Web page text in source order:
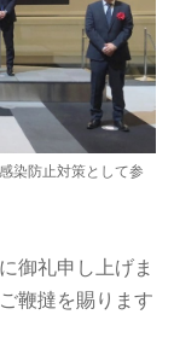
染防止対策として参
御礼申し上げま
鞭撻を賜ります